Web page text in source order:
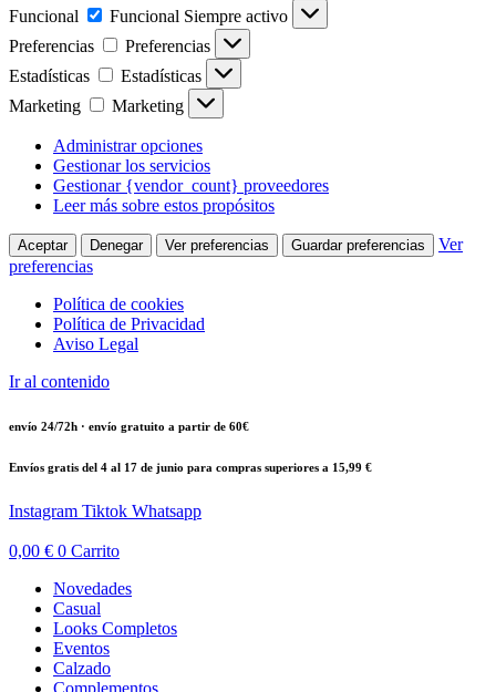
Funcional
Funcional Siempre activo
Preferencias
Preferencias
Estadísticas
Estadísticas
Marketing
Marketing
Administrar opciones
Gestionar los servicios
Gestionar {vendor_count} proveedores
Leer más sobre estos propósitos
Aceptar Denegar Ver preferencias Guardar preferencias
Ver
preferencias
Política de cookies
Política de Privacidad
Aviso Legal
Ir al contenido
envío 24/72h · envío gratuito a partir de 60€
Envíos gratis del 4 al 17 de junio para compras superiores a 15,99 €
Instagram Tiktok Whatsapp
0,00 € 0 Carrito
Novedades
Casual
Looks Completos
Eventos
Calzado